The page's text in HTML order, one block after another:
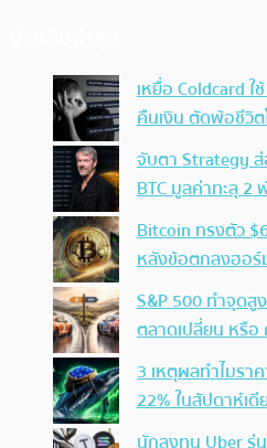
เหยื่อ Coldcard
คืนเงิน ตัดพ้อชีวิ
จับตา Strategy ส่
BTC มูลค่าทะลุ 2
Bitcoin ทรงตัว
หลังข้อตกลงฮอร์
S&P 500 ทำจุดสู
ตลาดเปลี่ยน หรือ
3 เหตุผลทำไมรา
22% ในสัปดาห์เดี